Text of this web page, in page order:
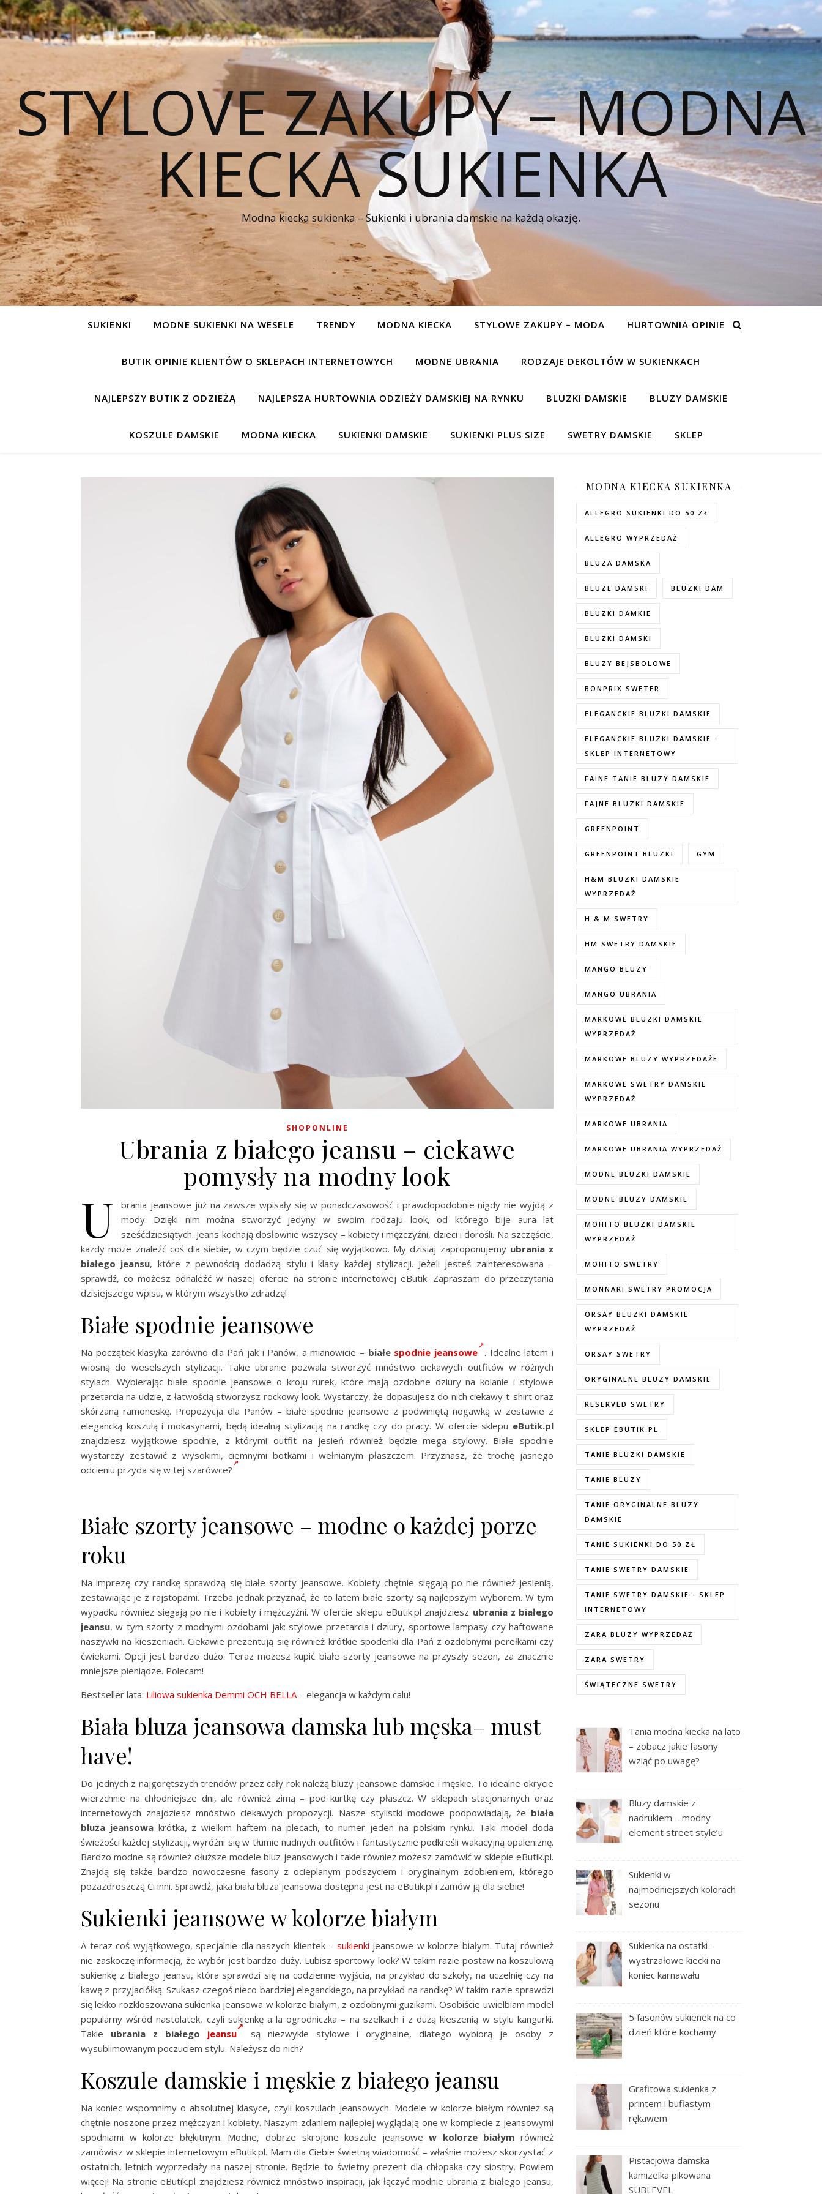
STYLOVE ZAKUPY – MODNA
KIECKA SUKIENKA
Modna kiecka sukienka – Sukienki i ubrania damskie na każdą okazję.
SUKIENKI MODNE SUKIENKI NA WESELE TRENDY MODNA KIECKA STYLOWE ZAKUPY – MODA HURTOWNIA OPINIE
BUTIK OPINIE KLIENTÓW O SKLEPACH INTERNETOWYCH MODNE UBRANIA RODZAJE DEKOLTÓW W SUKIENKACH
NAJLEPSZY BUTIK Z ODZIEŻĄ NAJLEPSZA HURTOWNIA ODZIEŻY DAMSKIEJ NA RYNKU BLUZKI DAMSKIE BLUZY DAMSKIE
KOSZULE DAMSKIE MODNA KIECKA SUKIENKI DAMSKIE SUKIENKI PLUS SIZE SWETRY DAMSKIE SKLEP
SHOPONLINE
Ubrania z białego jeansu – ciekawe
pomysły na modny look
U
brania jeansowe już na zawsze wpisały się w ponadczasowość i prawdopodobnie nigdy nie wyjdą z
mody. Dzięki nim można stworzyć jedyny w swoim rodzaju look, od którego bije aura lat
sześćdziesiątych. Jeans kochają dosłownie wszyscy – kobiety i mężczyźni, dzieci i dorośli. Na szczęście,
każdy może znaleźć coś dla siebie, w czym będzie czuć się wyjątkowo. My dzisiaj zaproponujemy ubrania z
białego jeansu, które z pewnością dodadzą stylu i klasy każdej stylizacji. Jeżeli jesteś zainteresowana –
sprawdź, co możesz odnaleźć w naszej ofercie na stronie internetowej eButik. Zapraszam do przeczytania
dzisiejszego wpisu, w którym wszystko zdradzę!
Białe spodnie jeansowe
Na początek klasyka zarówno dla Pań jak i Panów, a mianowicie – białe spodnie jeansowe . Idealne latem i
wiosną do weselszych stylizacji. Takie ubranie pozwala stworzyć mnóstwo ciekawych outfitów w różnych
stylach. Wybierając białe spodnie jeansowe o kroju rurek, które mają ozdobne dziury na kolanie i stylowe
przetarcia na udzie, z łatwością stworzysz rockowy look. Wystarczy, że dopasujesz do nich ciekawy t-shirt oraz
skórzaną ramoneskę. Propozycja dla Panów – białe spodnie jeansowe z podwiniętą nogawką w zestawie z
elegancką koszulą i mokasynami, będą idealną stylizacją na randkę czy do pracy. W ofercie sklepu eButik.pl
znajdziesz wyjątkowe spodnie, z którymi outfit na jesień również będzie mega stylowy. Białe spodnie
wystarczy zestawić z wysokimi, ciemnymi botkami i wełnianym płaszczem. Przyznasz, że trochę jasnego
odcieniu przyda się w tej szarówce?
Białe szorty jeansowe – modne o każdej porze
roku
Na imprezę czy randkę sprawdzą się białe szorty jeansowe. Kobiety chętnie sięgają po nie również jesienią,
zestawiając je z rajstopami. Trzeba jednak przyznać, że to latem białe szorty są najlepszym wyborem. W tym
wypadku również sięgają po nie i kobiety i mężczyźni. W ofercie sklepu eButik.pl znajdziesz ubrania z białego
jeansu, w tym szorty z modnymi ozdobami jak: stylowe przetarcia i dziury, sportowe lampasy czy haftowane
naszywki na kieszeniach. Ciekawie prezentują się również krótkie spodenki dla Pań z ozdobnymi perełkami czy
ćwiekami. Opcji jest bardzo dużo. Teraz możesz kupić białe szorty jeansowe na przyszły sezon, za znacznie
mniejsze pieniądze. Polecam!
Bestseller lata: Liliowa sukienka Demmi OCH BELLA – elegancja w każdym calu!
Biała bluza jeansowa damska lub męska– must
have!
Do jednych z najgorętszych trendów przez cały rok należą bluzy jeansowe damskie i męskie. To idealne okrycie
wierzchnie na chłodniejsze dni, ale również zimą – pod kurtkę czy płaszcz. W sklepach stacjonarnych oraz
internetowych znajdziesz mnóstwo ciekawych propozycji. Nasze stylistki modowe podpowiadają, że biała
bluza jeansowa krótka, z wielkim haftem na plecach, to numer jeden na polskim rynku. Taki model doda
świeżości każdej stylizacji, wyróżni się w tłumie nudnych outfitów i fantastycznie podkreśli wakacyjną opaleniznę.
Bardzo modne są również dłuższe modele bluz jeansowych i takie również możesz zamówić w sklepie eButik.pl.
Znajdą się także bardzo nowoczesne fasony z ocieplanym podszyciem i oryginalnym zdobieniem, którego
pozazdroszczą Ci inni. Sprawdź, jaka biała bluza jeansowa dostępna jest na eButik.pl i zamów ją dla siebie!
Sukienki jeansowe w kolorze białym
A teraz coś wyjątkowego, specjalnie dla naszych klientek – sukienki jeansowe w kolorze białym. Tutaj również
nie zaskoczę informacją, że wybór jest bardzo duży. Lubisz sportowy look? W takim razie postaw na koszulową
sukienkę z białego jeansu, która sprawdzi się na codzienne wyjścia, na przykład do szkoły, na uczelnię czy na
kawę z przyjaciółką. Szukasz czegoś nieco bardziej eleganckiego, na przykład na randkę? W takim razie sprawdzi
się lekko rozkloszowana sukienka jeansowa w kolorze białym, z ozdobnymi guzikami. Osobiście uwielbiam model
popularny wśród nastolatek, czyli sukienkę a la ogrodniczka – na szelkach i z dużą kieszenią w stylu kangurki.
Takie ubrania z białego jeansu
są niezwykle stylowe i oryginalne, dlatego wybiorą je osoby z
wysublimowanym poczuciem stylu. Należysz do nich?
Koszule damskie i męskie z białego jeansu
Na koniec wspomnimy o absolutnej klasyce, czyli koszulach jeansowych. Modele w kolorze białym również są
chętnie noszone przez mężczyzn i kobiety. Naszym zdaniem najlepiej wyglądają one w komplecie z jeansowymi
spodniami w kolorze błękitnym. Modne, dobrze skrojone koszule jeansowew kolorze białym również
zamówisz w sklepie internetowym eButik.pl. Mam dla Ciebie świetną wiadomość – właśnie możesz skorzystać z
ostatnich, letnich wyprzedaży na naszej stronie. Będzie to świetny prezent dla chłopaka czy siostry. Powiem
więcej! Na stronie eButik.pl znajdziesz również mnóstwo inspiracji, jak łączyć modnie ubrania z białego jeansu,
MODNA KIECKA SUKIENKA
ALLEGRO SUKIENKI DO 50 ZŁ
ALLEGRO WYPRZEDAŻ
BLUZA DAMSKA
BLUZE DAMSKI BLUZKI DAM
BLUZKI DAMKIE
BLUZKI DAMSKI
BLUZY BEJSBOLOWE
BONPRIX SWETER
ELEGANCKIE BLUZKI DAMSKIE
ELEGANCKIE BLUZKI DAMSKIE -
SKLEP INTERNETOWY
FAINE TANIE BLUZY DAMSKIE
FAJNE BLUZKI DAMSKIE
GREENPOINT
GREENPOINT BLUZKI GYM
H&M BLUZKI DAMSKIE
WYPRZEDAŻ
H & M SWETRY
HM SWETRY DAMSKIE
MANGO BLUZY
MANGO UBRANIA
MARKOWE BLUZKI DAMSKIE
WYPRZEDAŻ
MARKOWE BLUZY WYPRZEDAŻE
MARKOWE SWETRY DAMSKIE
WYPRZEDAŻ
MARKOWE UBRANIA
MARKOWE UBRANIA WYPRZEDAŻ
MODNE BLUZKI DAMSKIE
MODNE BLUZY DAMSKIE
MOHITO BLUZKI DAMSKIE
WYPRZEDAŻ
MOHITO SWETRY
MONNARI SWETRY PROMOCJA
ORSAY BLUZKI DAMSKIE
WYPRZEDAŻ
ORSAY SWETRY
ORYGINALNE BLUZY DAMSKIE
RESERVED SWETRY
SKLEP EBUTIK.PL
TANIE BLUZKI DAMSKIE
TANIE BLUZY
TANIE ORYGINALNE BLUZY
DAMSKIE
TANIE SUKIENKI DO 50 ZŁ
TANIE SWETRY DAMSKIE
TANIE SWETRY DAMSKIE - SKLEP
INTERNETOWY
ZARA BLUZY WYPRZEDAŻ
ZARA SWETRY
ŚWIĄTECZNE SWETRY
Tania modna kiecka na lato
– zobacz jakie fasony
wziąć po uwagę?
Bluzy damskie z
nadrukiem – modny
element street style’u
Sukienki w
najmodniejszych kolorach
sezonu
Sukienka na ostatki –
wystrzałowe kiecki na
koniec karnawału
5 fasonów sukienek na co
dzień które kochamy
Grafitowa sukienka z
printem i bufiastym
rękawem
Pistacjowa damska
kamizelka pikowana
SUBLEVEL